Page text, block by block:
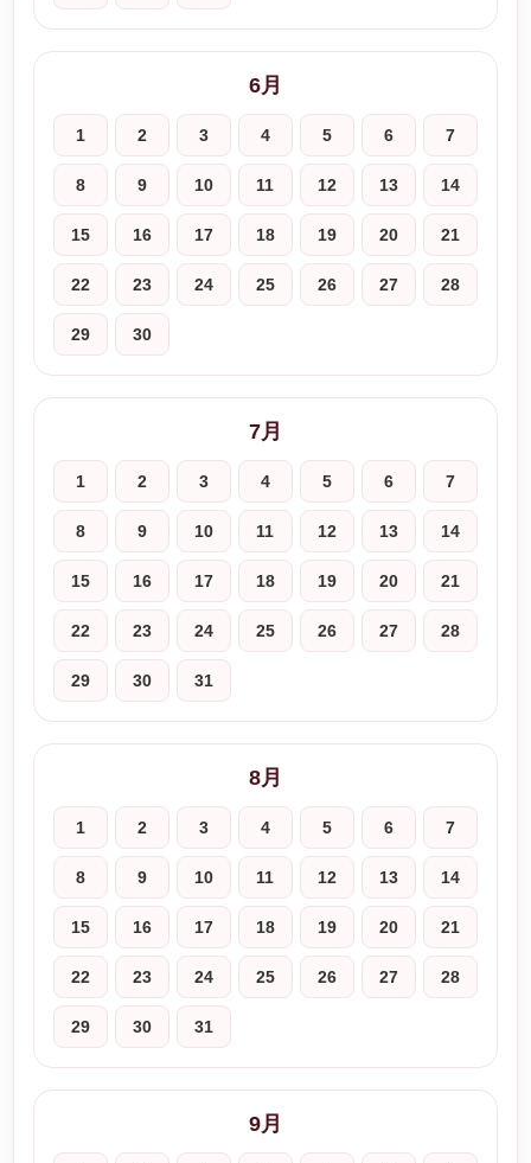
6月
1 2 3 4 5 6 7
8 9 10 11 12 13 14
15 16 17 18 19 20 21
22 23 24 25 26 27 28
29 30
7月
1 2 3 4 5 6 7
8 9 10 11 12 13 14
15 16 17 18 19 20 21
22 23 24 25 26 27 28
29 30 31
8月
1 2 3 4 5 6 7
8 9 10 11 12 13 14
15 16 17 18 19 20 21
22 23 24 25 26 27 28
29 30 31
9月